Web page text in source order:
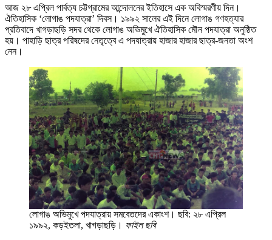
আজ ২৮ এপ্রিল পার্বত্য চট্টগ্রামের আন্দোলনের ইতিহাসে এক অবিস্মরণীয় দিন।
ঐতিহাসিক ‘লোগাঙ পদযাত্রা’ দিবস। ১৯৯২ সালের এই দিনে লোগাঙ গণহত্যার
প্রতিবাদে খাগড়াছড়ি সদর থেকে লোগাঙ অভিমুখে ঐতিহাসিক মৌন পদযাত্রা অনুষ্ঠিত
হয়। পাহাড়ি ছাত্র পরিষদের নেতৃত্বে এ পদযাত্রায় হাজার হাজার ছাত্র-জনতা অংশ
নেন।
লোগাঙ অভিমুখে পদযাত্রায় সমবেতদের একাংশ। ছবি: ২৮ এপ্রিল
১৯৯২, কড়ইতলা, খাগড়াছড়ি। ফাইল ছবি